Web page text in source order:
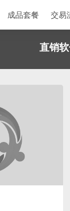
成品套餐 交易
直销